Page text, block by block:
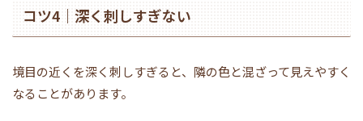
コツ4｜深く刺しすぎない
境目の近くを深く刺しすぎると、隣の色と混ざって見えやすく
なることがあります。